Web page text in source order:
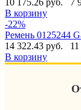
В корзину
-22%
Ремень 0125244
14 322.43 руб.
В корзину